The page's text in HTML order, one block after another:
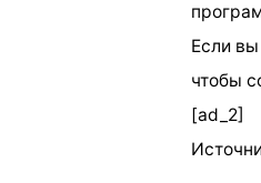
Если
чтобы
[ad_2]